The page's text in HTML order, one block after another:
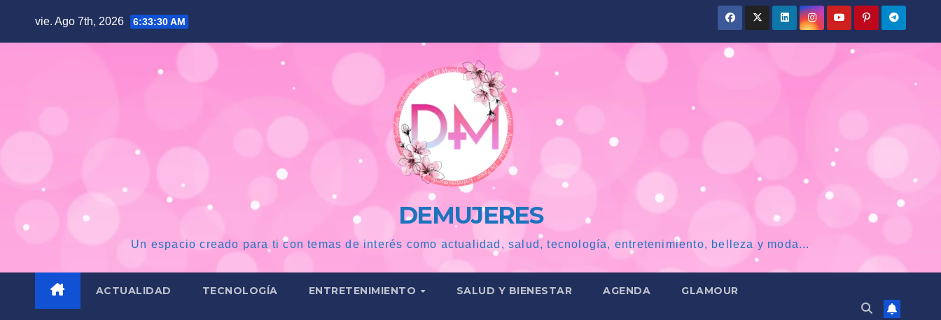
vie. Ago 7th, 2026 6:33:31 AM
DEMUJERES
Un espacio creado para ti con temas de interés como actualidad, salud, tecnología, entretenimiento, belleza y moda...
ACTUALIDAD TECNOLOGÍA ENTRETENIMIENTO SALUD Y BIENESTAR AGENDA GLAMOUR